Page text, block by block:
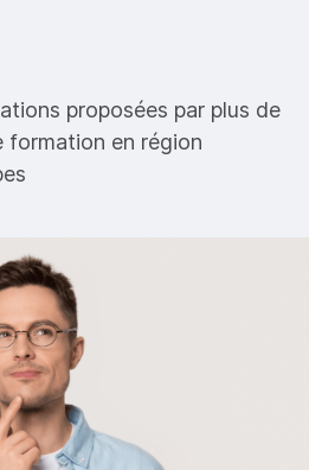
proposées par plus de
formation en région